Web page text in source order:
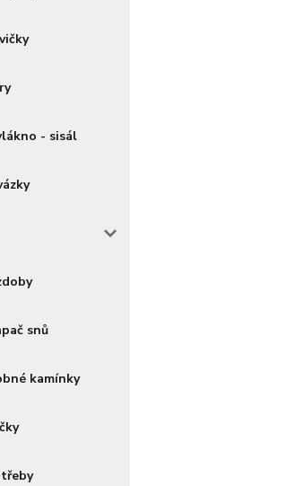
- sisál
snů
kamínky